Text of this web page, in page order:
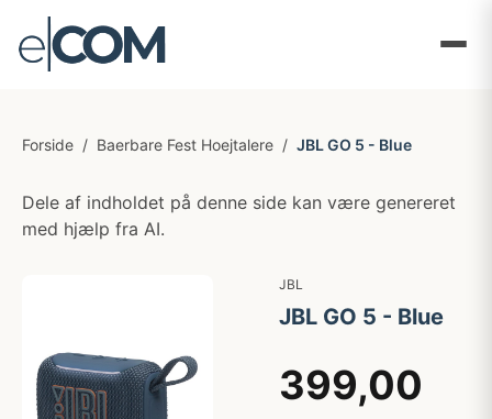
Forside / Baerbare Fest Hoejtalere / JBL GO 5 - Blue
Dele af indholdet på denne side kan være genereret
med hjælp fra AI.
JBL
JBL GO 5 - Blue
399,00